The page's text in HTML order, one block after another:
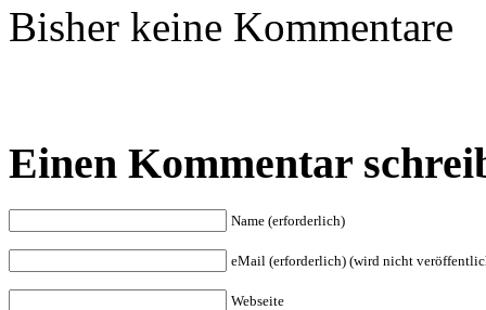
Bisher keine Kommentare
Einen Kommentar
Name (erforderlich)
eMail (erforderlich) (wird nicht
Webseite